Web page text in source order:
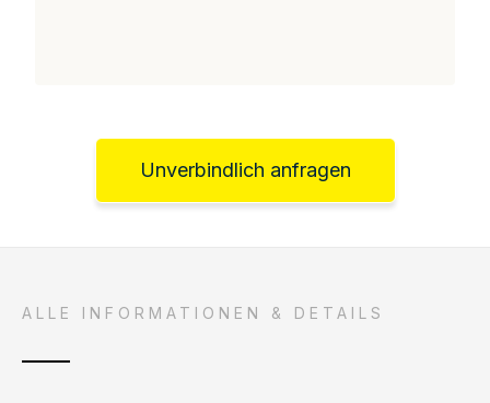
Unverbindlich anfragen
ALLE INFORMATIONEN & DETAILS